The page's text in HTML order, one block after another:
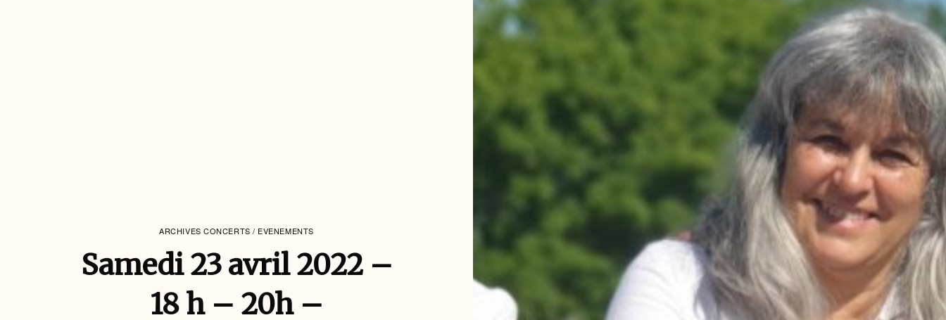
ARCHIVES CONCERTS / EVENEMENTS
Samedi 23 avril 2022 –
18 h – 20h –